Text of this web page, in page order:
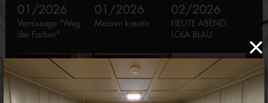
×
01/2026
Vernissage "Weg
der Farben"
01/2026
Mauren kreativ
02/2026
HEUTE ABEND:
LOLA BLAU